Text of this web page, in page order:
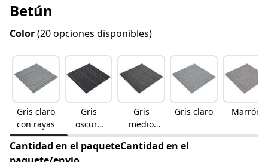
Betún
Color(20 opciones disponibles)
Gris claro
con rayas
Gris
oscuro
con rayas
Gris
medio
con rayas
Gris claro Marrón
Cantidad en el paqueteCantidad en el